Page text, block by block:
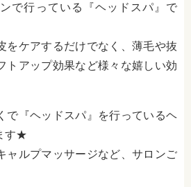
で行っている『ヘッドスパ』で
をケアするだけでなく、薄毛や抜
トアップ効果など様々な嬉しい効
で『ヘッドスパ』を行っているヘ
す★
ャルプマッサージなど、サロンご